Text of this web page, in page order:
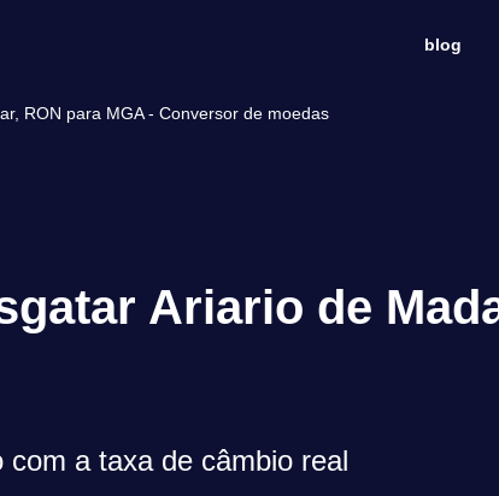
blog
RON para MGA - Conversor de moedas
Ariario de
a taxa de câmbio real